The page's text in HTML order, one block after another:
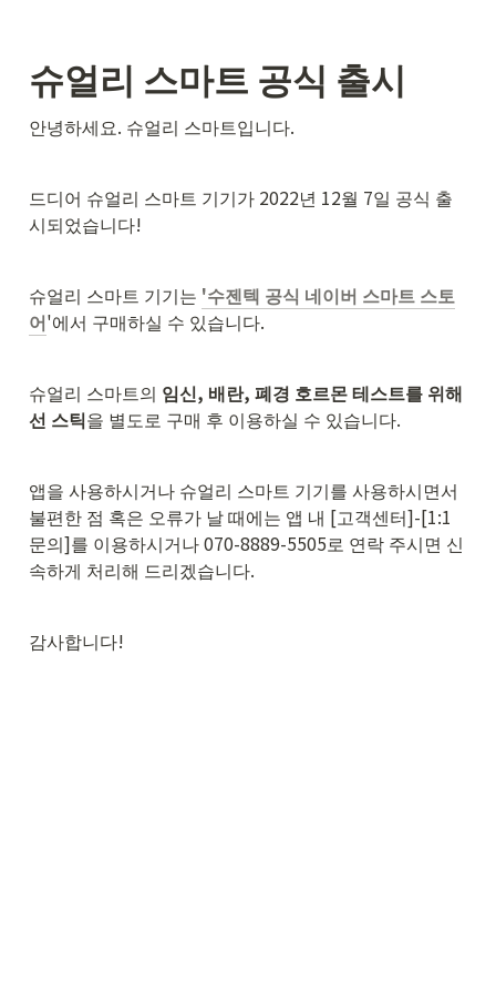
슈얼리 스마트 공식 출시
안녕하세요. 슈얼리 스마트입니다.
드디어 슈얼리 스마트 기기가 2022년 12월 7일 공식 출
시되었습니다!
슈얼리 스마트 기기는 '수젠텍 공식 네이버 스마트 스토
어'에서 구매하실 수 있습니다.
슈얼리 스마트의 임신, 배란, 폐경 호르몬 테스트를 위해
선 스틱을 별도로 구매 후 이용하실 수 있습니다.
앱을 사용하시거나 슈얼리 스마트 기기를 사용하시면서
불편한 점 혹은 오류가 날 때에는 앱 내 [고객센터]-[1:1
문의]를 이용하시거나 070-8889-5505로 연락 주시면 신
속하게 처리해 드리겠습니다.
감사합니다!